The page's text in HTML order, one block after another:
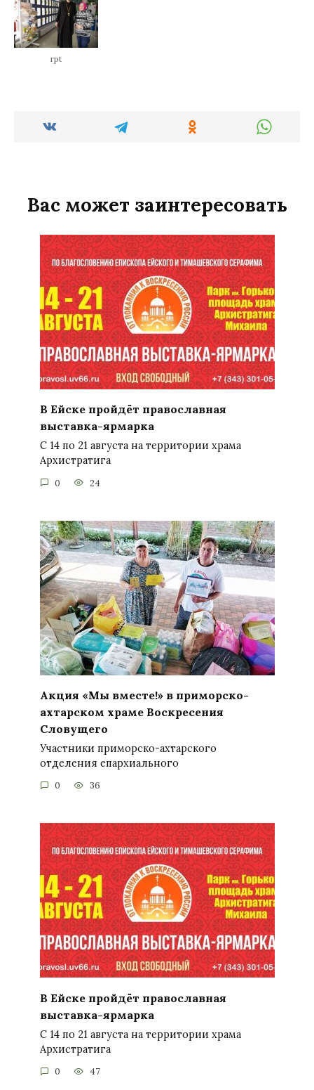
rpt
Вас может заинтересовать
В Ейске пройдёт православная
выставка-ярмарка
С 14 по 21 августа на территории храма
Архистратига
0 24
Акция «Мы вместе!» в приморско-
ахтарском храме Воскресения
Словущего
Участники приморско-ахтарского
отделения епархиального
0 36
В Ейске пройдёт православная
выставка-ярмарка
С 14 по 21 августа на территории храма
Архистратига
0 47